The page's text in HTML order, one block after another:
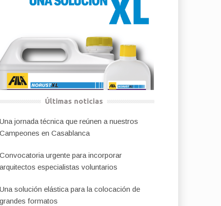
Últimas noticias
Una jornada técnica que reúnen a nuestros
Campeones en Casablanca
Convocatoria urgente para incorporar
arquitectos especialistas voluntarios
Una solución elástica para la colocación de
grandes formatos